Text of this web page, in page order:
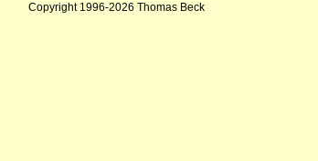
Copyright 1996-2026 Thomas Beck